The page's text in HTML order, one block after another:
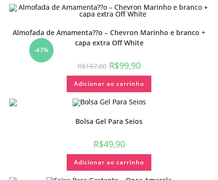
-47%
Almofada de Amamenta??o – Chevron Marinho e branco +
capa extra Off White
R$187,00 R$99,90
Adicionar ao carrinho
Bolsa Gel Para Seios
R$49,90
Adicionar ao carrinho